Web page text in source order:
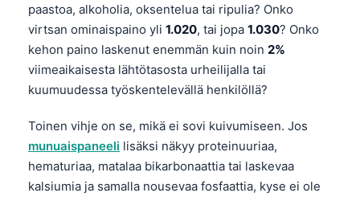
paastoa, alkoholia, oksentelua tai ripulia? Onko
virtsan ominaispaino yli 1.020, tai jopa 1.030? Onko
kehon paino laskenut enemmän kuin noin 2%
viimeaikaisesta lähtötasosta urheilijalla tai
kuumuudessa työskentelevällä henkilöllä?
Toinen vihje on se, mikä ei sovi kuivumiseen. Jos
munuaispaneeli lisäksi näkyy proteinuuriaa,
hematuriaa, matalaa bikarbonaattia tai laskevaa
kalsiumia ja samalla nousevaa fosfaattia, kyse ei ole
Italiano
Español
Português
Română
简体中文